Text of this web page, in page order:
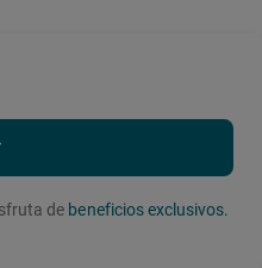
de beneficios exclusivos.